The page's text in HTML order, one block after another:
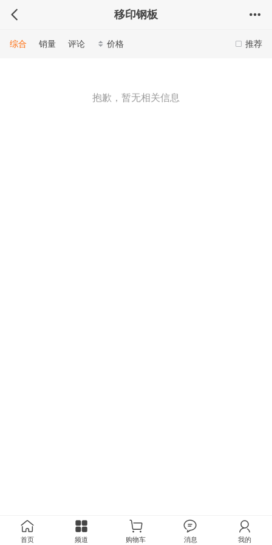
移印钢板
推荐
综合 销量 评论 价格
抱歉，暂无相关信息
首页 频道 购物车 消息 我的